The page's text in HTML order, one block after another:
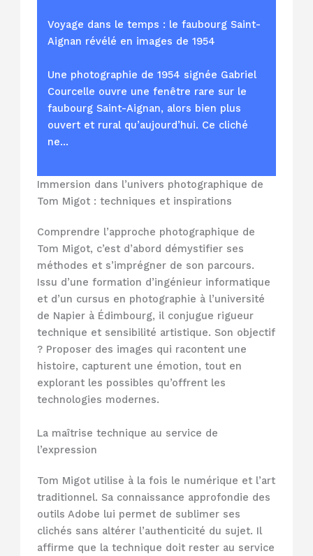
Voyage dans le temps : le faubourg Saint-
Aignan révélé en images de 1954
Une photographie de 1954 signée Gabriel
Courcelle ouvre une fenêtre rare sur le
faubourg Saint-Aignan, alors bien plus
ouvert et rural qu’aujourd’hui. Ce cliché
ne…
Immersion dans l’univers photographique de
Tom Migot : techniques et inspirations
Comprendre l’approche photographique de
Tom Migot, c’est d’abord démystifier ses
méthodes et s’imprégner de son parcours.
Issu d’une formation d’ingénieur informatique
et d’un cursus en photographie à l’université
de Napier à Édimbourg, il conjugue rigueur
technique et sensibilité artistique. Son objectif
? Proposer des images qui racontent une
histoire, capturent une émotion, tout en
explorant les possibles qu’offrent les
technologies modernes.
La maîtrise technique au service de
l’expression
Tom Migot utilise à la fois le numérique et l’art
traditionnel. Sa connaissance approfondie des
outils Adobe lui permet de sublimer ses
clichés sans altérer l’authenticité du sujet. Il
affirme que la technique doit rester au service